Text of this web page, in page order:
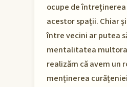
ocupe de
acestor spații. Chiar
între vecini ar putea
mentalitatea
realizăm că avem un
menținerea